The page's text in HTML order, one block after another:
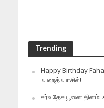
Trending
Happy Birthday
ஃபஹத்ஃபாசில்!
சர்வதேச பூனை தினம்: